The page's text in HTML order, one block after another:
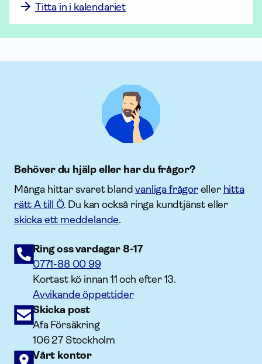
Titta in i kalendariet
Behöver du hjälp eller har du frågor?
Många hittar svaret blandvanliga frågoreller hitta
rätt A till Ö. Du kan också ringa kundtjänst eller
skicka ett meddelande.
Ring oss vardagar 8-17
0771-88 00 99
Kortast kö innan 11 och efter 13.
Avvikande öppettider
Skicka post
Afa Försäkring
106 27 Stockholm
Vårt kontor